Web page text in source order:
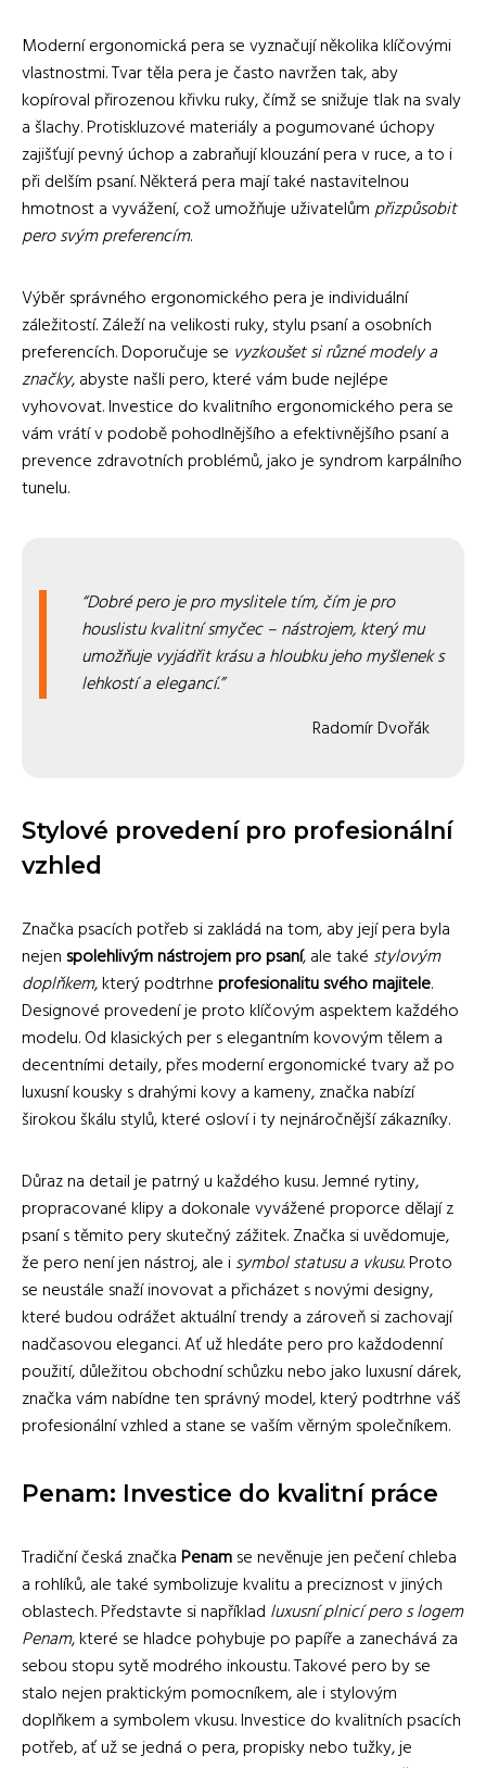
Moderní ergonomická pera se vyznačují několika klíčovými
vlastnostmi. Tvar těla pera je často navržen tak, aby
kopíroval přirozenou křivku ruky, čímž se snižuje tlak na svaly
a šlachy. Protiskluzové materiály a pogumované úchopy
zajišťují pevný úchop a zabraňují klouzání pera v ruce, a to i
při delším psaní. Některá pera mají také nastavitelnou
hmotnost a vyvážení, což umožňuje uživatelůmpřizpůsobit
pero svým preferencím.
Výběr správného ergonomického pera je individuální
záležitostí. Záleží na velikosti ruky, stylu psaní a osobních
preferencích. Doporučuje se vyzkoušet si různé modely a
značky, abyste našli pero, které vám bude nejlépe
vyhovovat. Investice do kvalitního ergonomického pera se
vám vrátí v podobě pohodlnějšího a efektivnějšího psaní a
prevence zdravotních problémů, jako je syndrom karpálního
tunelu.
Dobré pero je pro myslitele tím, čím je pro
houslistu kvalitní smyčec – nástrojem, který mu
umožňuje vyjádřit krásu a hloubku jeho myšlenek s
lehkostí a elegancí.
Radomír Dvořák
Stylové provedení pro profesionální
vzhled
Značka psacích potřeb si zakládá na tom, aby její pera byla
nejen spolehlivým nástrojem pro psaní, ale také stylovým
doplňkem, který podtrhneprofesionalitu svého majitele.
Designové provedení je proto klíčovým aspektem každého
modelu. Od klasických per s elegantním kovovým tělem a
decentními detaily, přes moderní ergonomické tvary až po
luxusní kousky s drahými kovy a kameny, značka nabízí
širokou škálu stylů, které osloví i ty nejnáročnější zákazníky.
Důraz na detail je patrný u každého kusu. Jemné rytiny,
propracované klipy a dokonale vyvážené proporce dělají z
psaní s těmito pery skutečný zážitek. Značka si uvědomuje,
že pero není jen nástroj, ale isymbol statusu a vkusu. Proto
se neustále snaží inovovat a přicházet s novými designy,
které budou odrážet aktuální trendy a zároveň si zachovají
nadčasovou eleganci. Ať už hledáte pero pro každodenní
použití, důležitou obchodní schůzku nebo jako luxusní dárek,
značka vám nabídne ten správný model, který podtrhne váš
profesionální vzhled a stane se vaším věrným společníkem.
Penam: Investice do kvalitní práce
Tradiční česká značkaPenamse nevěnuje jen pečení chleba
a rohlíků, ale také symbolizuje kvalitu a preciznost v jiných
oblastech. Představte si například luxusní plnicí pero s logem
Penam, které se hladce pohybuje po papíře a zanechává za
sebou stopu sytě modrého inkoustu. Takové pero by se
stalo nejen praktickým pomocníkem, ale i stylovým
doplňkem a symbolem vkusu. Investice do kvalitních psacích
potřeb, ať už se jedná o pera, propisky nebo tužky, je